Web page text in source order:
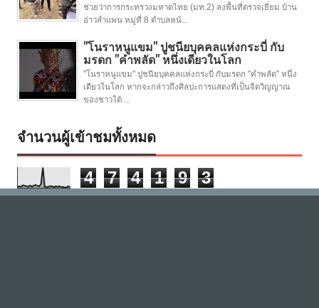
ช่วยว่าการกระทรวงมหาดไทย (มท.2) ลงพื้นที่ตรวจเยี่ยม บ้าน
อ่าวลำแพน หมู่ที่ 8 ตำบลหน้...
"โนราหนูแขม" ปูชนียบุคคลแห่งกระบี่ กับ
มรดก "คำพลัด" หนึ่งเดียวในโลก
"โนราหนูแขม" ปูชนียบุคคลแห่งกระบี่ กับมรดก "คำพลัด" หนึ่ง
เดียวในโลก หากจะกล่าวถึงศิลปะการแสดงที่เป็นจิตวิญญาณ
ของชาวใต้ ...
จำนวนผู้เข้าชมทั้งหมด
4 7 4 1 9 3